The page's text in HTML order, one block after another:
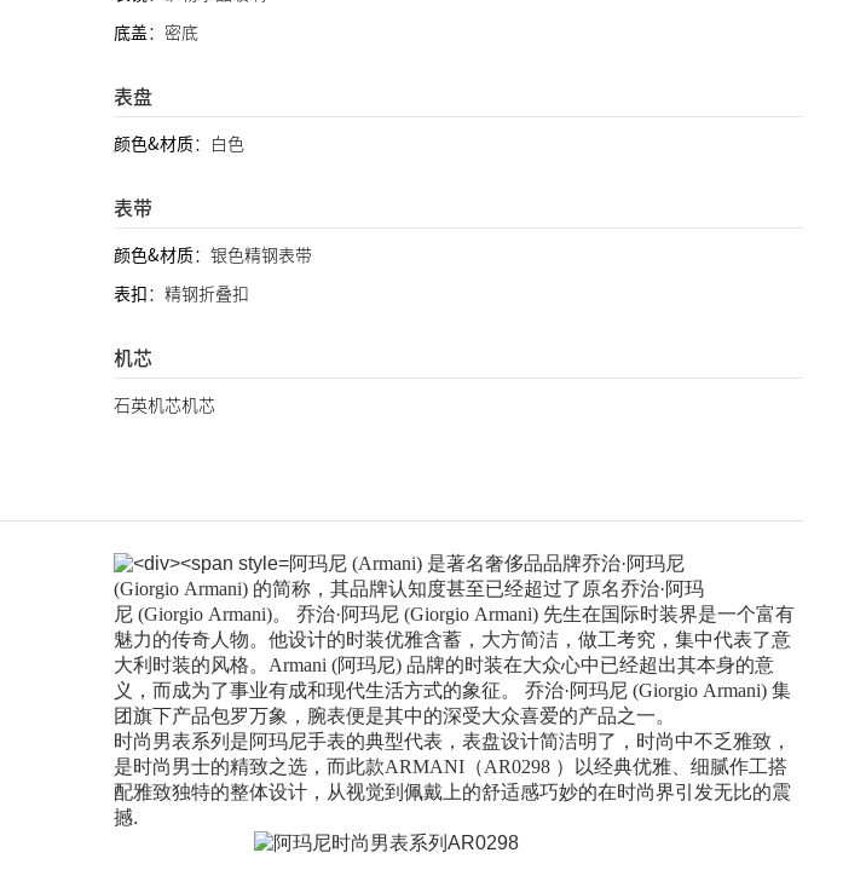
底盖：密底
表盘
颜色&材质：白色
表带
颜色&材质：银色精钢表带
表扣：精钢折叠扣
机芯
石英机芯机芯
阿玛尼 (Armani) 是著名奢侈品品牌乔治·阿玛尼
(Giorgio Armani) 的简称，其品牌认知度甚至已经超过了原名乔治·阿玛
尼 (Giorgio Armani)。 乔治·阿玛尼 (Giorgio Armani) 先生在国际时装界是一个富有
魅力的传奇人物。他设计的时装优雅含蓄，大方简洁，做工考究，集中代表了意
大利时装的风格。Armani (阿玛尼) 品牌的时装在大众心中已经超出其本身的意
义，而成为了事业有成和现代生活方式的象征。 乔治·阿玛尼 (Giorgio Armani) 集
团旗下产品包罗万象，腕表便是其中的深受大众喜爱的产品之一。
时尚男表系列是阿玛尼手表的典型代表，表盘设计简洁明了，时尚中不乏雅致，
是时尚男士的精致之选，而此款ARMANI（AR0298 ）以经典优雅、细腻作工搭
配雅致独特的整体设计，从视觉到佩戴上的舒适感巧妙的在时尚界引发无比的震
撼.